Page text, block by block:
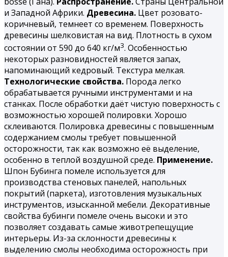
и Западной Африки. Древесина. Цвет розовато-
коричневый, темнеет со временем. Поверхность
древесины шелковистая на вид. Плотность в сухом
состоянии от 590 до 640 кг/м3. Особенностью
некоторых разновидностей является запах,
напоминающий кедровый. Текстура мелкая.
Технологические свойства. Порода легко
обрабатывается ручными инструментами и на
станках. После обработки даёт чистую поверхность с
возможностью хорошей полировки. Хорошо
склеиваются. Полировка древесины с повышенным
содержанием смолы требует повышенной
осторожности, так как возможно её выделение,
особенно в теплой воздушной среде. Применение.
Шпон Бубинга помеле используется для
производства стеновых панелей, напольных
покрытий (паркета), изготовления музыкальных
инструментов, изысканной мебели. Декоративные
свойства бубинги помеле очень высоки и это
позволяет создавать самые животрепещущие
интерьеры. Из-за склонности древесины к
выделению смолы необходима осторожность при